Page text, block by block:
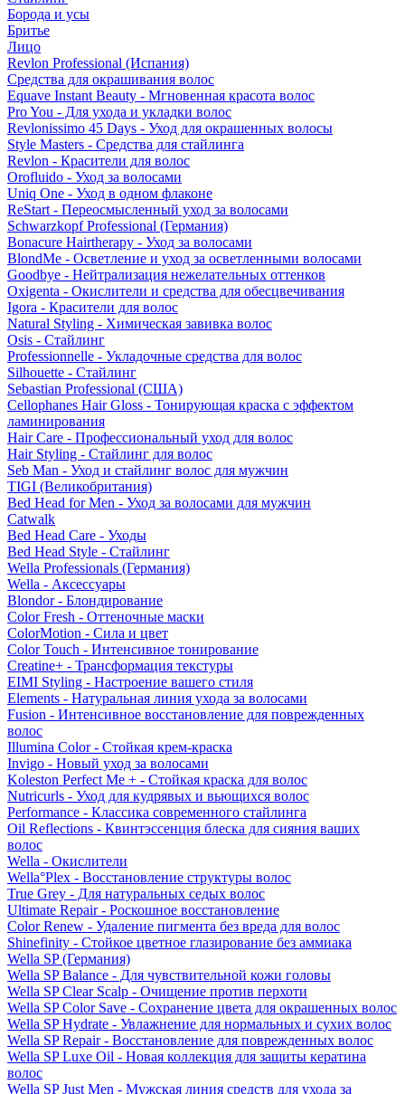
Борода и усы
Бритье
Лицо
Revlon Professional (Испания)
Средства для окрашивания волос
Equave Instant Beauty - Мгновенная красота волос
Pro You - Для ухода и укладки волос
Revlonissimo 45 Days - Уход для окрашенных волосы
Style Masters - Средства для стайлинга
Revlon - Красители для волос
Orofluido - Уход за волосами
Uniq One - Уход в одном флаконе
ReStart - Переосмысленный уход за волосами
Schwarzkopf Professional (Германия)
Bonacure Hairtherapy - Уход за волосами
BlondMe - Осветление и уход за осветленными волосами
Goodbye - Нейтрализация нежелательных оттенков
Oxigenta - Окислители и средства для обесцвечивания
Igora - Красители для волос
Natural Styling - Химическая завивка волос
Osis - Стайлинг
Professionnelle - Укладочные средства для волос
Silhouette - Стайлинг
Sebastian Professional (США)
Cellophanes Hair Gloss - Тонирующая краска с эффектом
ламинирования
Hair Care - Профессиональный уход для волос
Hair Styling - Стайлинг для волос
Seb Man - Уход и стайлинг волос для мужчин
TIGI (Великобритания)
Bed Head for Men - Уход за волосами для мужчин
Catwalk
Bed Head Care - Уходы
Bed Head Style - Стайлинг
Wella Professionals (Германия)
Wella - Аксессуары
Blondor - Блондирование
Color Fresh - Оттеночные маски
ColorMotion - Сила и цвет
Color Touch - Интенсивное тонирование
Creatine+ - Трансформация текстуры
EIMI Styling - Настроение вашего стиля
Elements - Натуральная линия ухода за волосами
Fusion - Интенсивное восстановление для поврежденных
волос
Illumina Color - Стойкая крем-краска
Invigo - Новый уход за волосами
Koleston Perfect Me + - Стойкая краска для волос
Nutricurls - Уход для кудрявых и вьющихся волос
Performance - Классика современного стайлинга
Oil Reflections - Квинтэссенция блеска для сияния ваших
волос
Wella - Окислители
Wella°Plex - Восстановление структуры волос
True Grey - Для натуральных седых волос
Ultimate Repair - Роскошное восстановление
Color Renew - Удаление пигмента без вреда для волос
Shinefinity - Стойкое цветное глазирование без аммиака
Wella SP (Германия)
Wella SP Balance - Для чувствительной кожи головы
Wella SP Clear Scalp - Очищение против перхоти
Wella SP Color Save - Сохранение цвета для окрашенных волос
Wella SP Hydrate - Увлажнение для нормальных и сухих волос
Wella SP Repair - Восстановление для поврежденных волос
Wella SP Luxe Oil - Новая коллекция для защиты кератина
волос
Wella SP Just Men - Мужская линия средств для ухода за